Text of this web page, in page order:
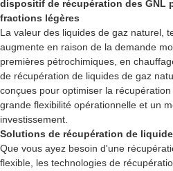
dispositif de récupération des GNL
fractions légères
La valeur des liquides de gaz naturel,
augmente en raison de la demande
premières pétrochimiques, en
de récupération de liquides de gaz
conçues pour optimiser la
grande flexibilité opérationnelle et un
investissement.
Solutions de récupération de
Que vous ayez besoin d'une
flexible, les technologies de